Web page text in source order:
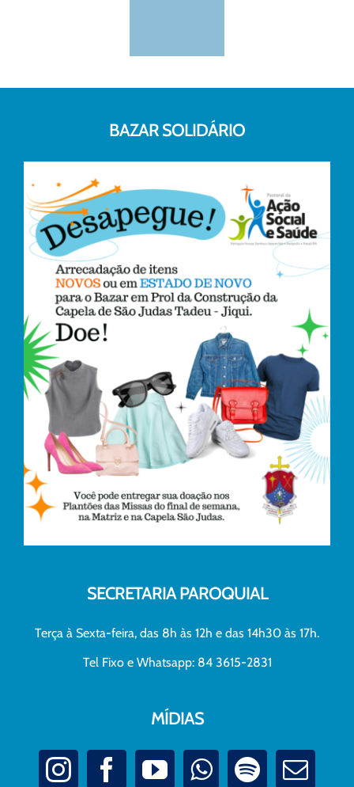
BAZAR SOLIDÁRIO
SECRETARIA PAROQUIAL
Terça à Sexta-feira, das 8h às 12h e das 14h30 às 17h.
Tel Fixo e Whatsapp: 84 3615-2831
MÍDIAS